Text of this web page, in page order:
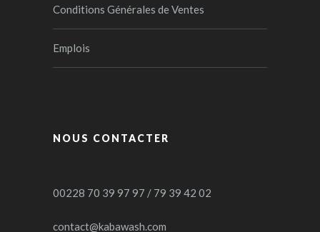
Conditions Générales de Ventes
Emplois
NOUS CONTACTER
00228 70 39 97 97 / 79 39 42 02
contact@kabawash.com